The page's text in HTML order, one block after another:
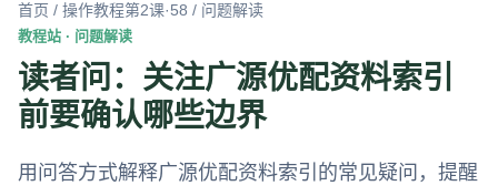
首页 / 操作教程第2课·58 / 问题解读
教程站 · 问题解读
读者问：关注广源优配资料索引
前要确认哪些边界
用问答方式解释广源优配资料索引的常见疑问，提醒